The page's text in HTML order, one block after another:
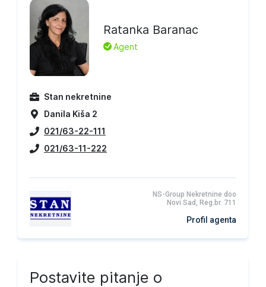
Ratanka Baranac
L Agent
Stan nekretnine
Danila Kiša 2
021/63-22-111
021/63-11-222
NS-Group Nekretnine doo
Novi Sad, Reg.br. 711
Profil agenta
Postavite pitanje o